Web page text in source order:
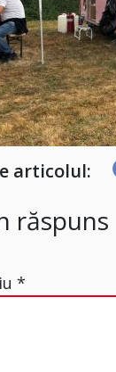
articolul:
răspuns
*